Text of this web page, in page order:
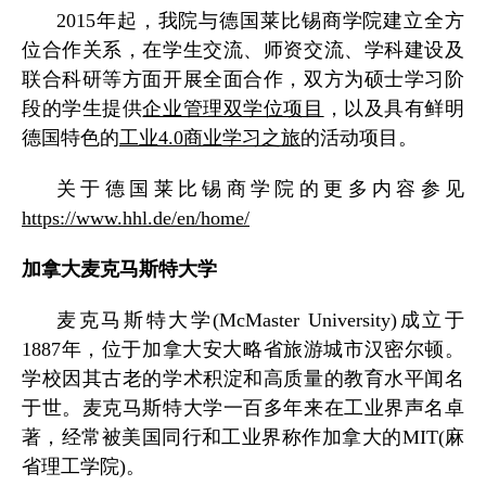
2015年起，我院与德国莱比锡商学院建立全方
位合作关系，在学生交流、师资交流、学科建设及
联合科研等方面开展全面合作，双方为硕士学习阶
段的学生提供企业管理双学位项目 ，以及具有鲜明
德国特色的工业4.0商业学习之旅的活动项目。
关于德国莱比锡商学院的更多内容参见
https://www.hhl.de/en/home/
加拿大麦克马斯特大学
麦克马斯特大学(McMaster University) 成立于
1887年，位于加拿大安大略省旅游城市汉密尔顿。
学校因其古老的学术积淀和高质量的教育水平闻名
于世。麦克马斯特大学一百多年来在工业界声名卓
著，经常被美国同行和工业界称作加拿大的MIT(麻
省理工学院)。